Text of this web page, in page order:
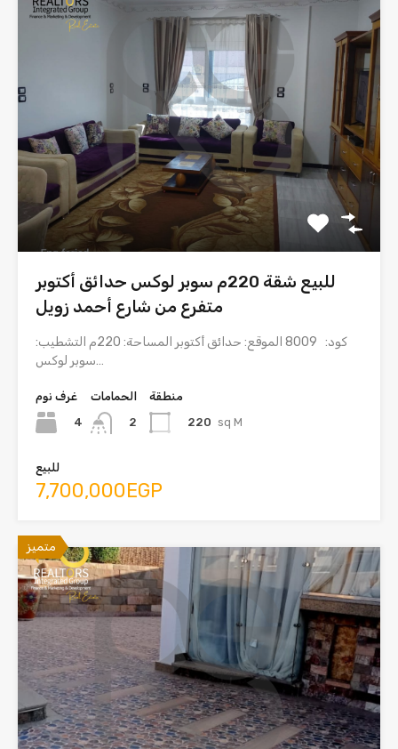
للبيع شقة 220م سوبر لوكس حدائق أكتوبر
متفرع من شارع أحمد زويل
كود: 8009 الموقع: حدائق أكتوبر المساحة: 220م التشطيب:
سوبر لوكس…
غرف نوم
4
الحمامات
2
منطقة
220 sq M
للبيع
7,700,000EGP
متميز